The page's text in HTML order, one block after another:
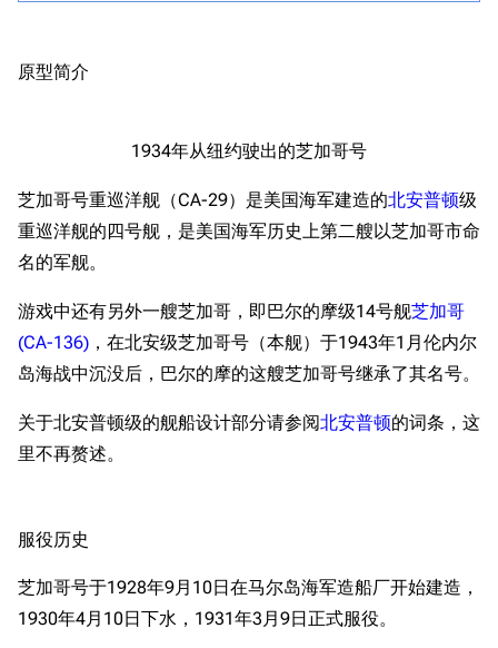
原型简介
1934年从纽约驶出的芝加哥号
芝加哥号重巡洋舰（CA-29）是美国海军建造的北安普顿级
重巡洋舰的四号舰，是美国海军历史上第二艘以芝加哥市命
名的军舰。
游戏中还有另外一艘芝加哥，即巴尔的摩级14号舰芝加哥
(CA-136) ，在北安级芝加哥号（本舰）于1943年1月伦内尔
岛海战中沉没后，巴尔的摩的这艘芝加哥号继承了其名号。
关于北安普顿级的舰船设计部分请参阅北安普顿的词条，这
里不再赘述。
服役历史
芝加哥号于1928年9月10日在马尔岛海军造船厂开始建造，
1930年4月10日下水，1931年3月9日正式服役。